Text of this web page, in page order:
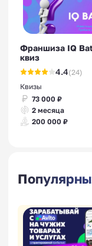
Франшиза IQ
квиз
4.4(24)
Квизы
73 000 ₽
2 месяца
200 000 ₽